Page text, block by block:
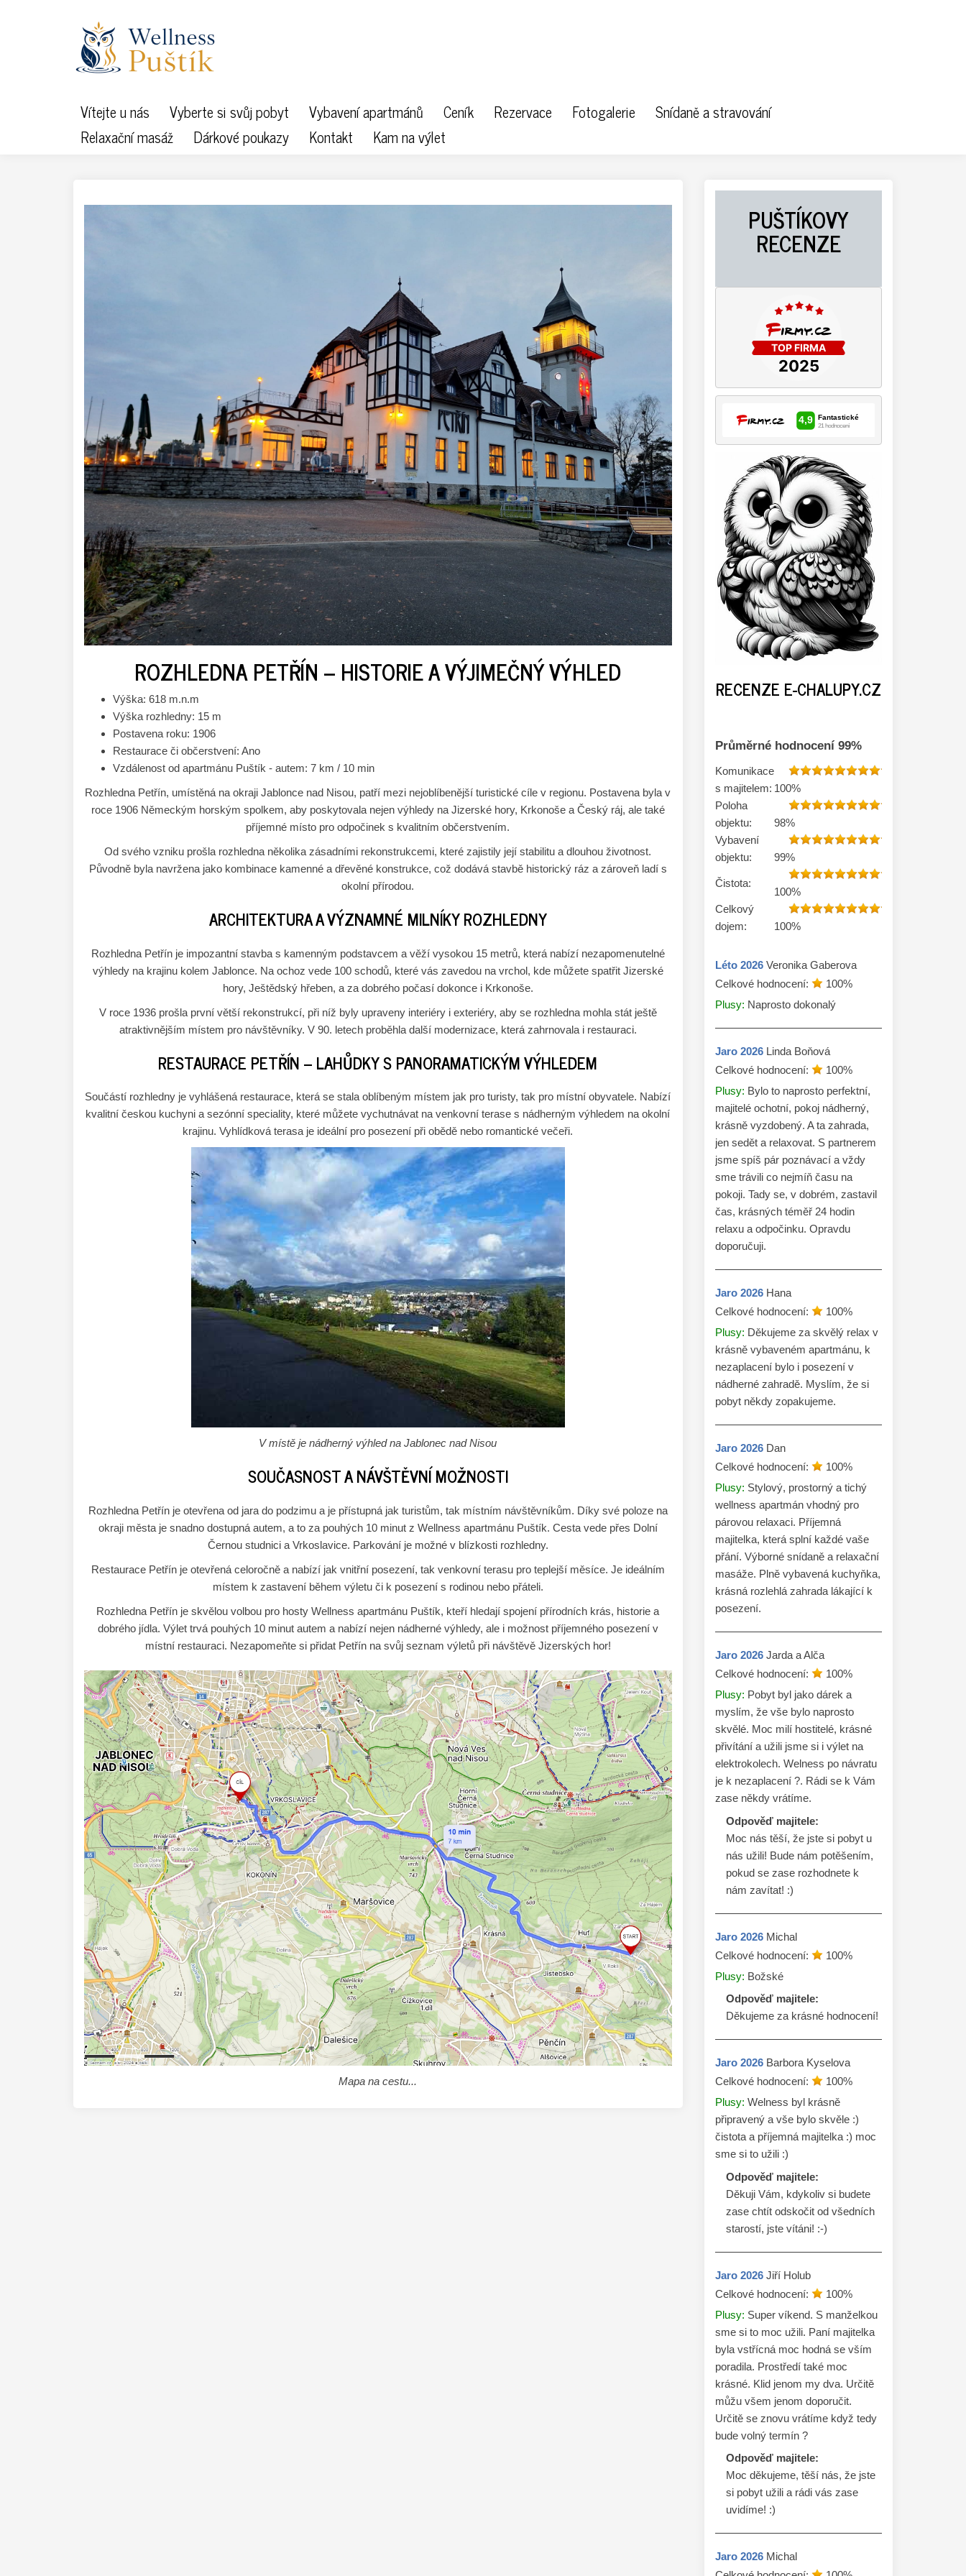
Vítejte u nás Vyberte si svůj pobyt Vybavení apartmánů Ceník Rezervace Fotogalerie
Snídaně a stravování
Relaxační masáž
Dárkové poukazy Kontakt Kam na výlet
ROZHLEDNA PETŘÍN – HISTORIE A VÝJIMEČNÝ VÝHLED
Výška: 618 m.n.m
Výška rozhledny: 15 m
Postavena roku: 1906
Restaurace či občerstvení: Ano
Vzdálenost od apartmánu Puštík - autem: 7 km / 10 min
Rozhledna Petřín, umístěná na okraji Jablonce nad Nisou, patří mezi nejoblíbenější turistické cíle v regionu. Postavena byla v
roce 1906 Německým horským spolkem, aby poskytovala nejen výhledy na Jizerské hory, Krkonoše a Český ráj, ale také
příjemné místo pro odpočinek s kvalitním občerstvením.
Od svého vzniku prošla rozhledna několika zásadními rekonstrukcemi, které zajistily její stabilitu a dlouhou životnost.
Původně byla navržena jako kombinace kamenné a dřevěné konstrukce, což dodává stavbě historický ráz a zároveň ladí s
okolní přírodou.
ARCHITEKTURA A VÝZNAMNÉ MILNÍKY ROZHLEDNY
Rozhledna Petřín je impozantní stavba s kamenným podstavcem a věží vysokou 15 metrů, která nabízí nezapomenutelné
výhledy na krajinu kolem Jablonce. Na ochoz vede 100 schodů, které vás zavedou na vrchol, kde můžete spatřit Jizerské
hory, Ještědský hřeben, a za dobrého počasí dokonce i Krkonoše.
V roce 1936 prošla první větší rekonstrukcí, při níž byly upraveny interiéry i exteriéry, aby se rozhledna mohla stát ještě
atraktivnějším místem pro návštěvníky. V 90. letech proběhla další modernizace, která zahrnovala i restauraci.
RESTAURACE PETŘÍN – LAHŮDKY S PANORAMATICKÝM VÝHLEDEM
Součástí rozhledny je vyhlášená restaurace, která se stala oblíbeným místem jak pro turisty, tak pro místní obyvatele. Nabízí
kvalitní českou kuchyni a sezónní speciality, které můžete vychutnávat na venkovní terase s nádherným výhledem na okolní
krajinu. Vyhlídková terasa je ideální pro posezení při obědě nebo romantické večeři.
V místě je nádherný výhled na Jablonec nad Nisou
SOUČASNOST A NÁVŠTĚVNÍ MOŽNOSTI
Rozhledna Petřín je otevřena od jara do podzimu a je přístupná jak turistům, tak místním návštěvníkům. Díky své poloze na
okraji města je snadno dostupná autem, a to za pouhých 10 minut z Wellness apartmánu Puštík. Cesta vede přes Dolní
Černou studnici a Vrkoslavice. Parkování je možné v blízkosti rozhledny.
Restaurace Petřín je otevřená celoročně a nabízí jak vnitřní posezení, tak venkovní terasu pro teplejší měsíce. Je ideálním
místem k zastavení během výletu či k posezení s rodinou nebo přáteli.
Rozhledna Petřín je skvělou volbou pro hosty Wellness apartmánu Puštík, kteří hledají spojení přírodních krás, historie a
dobrého jídla. Výlet trvá pouhých 10 minut autem a nabízí nejen nádherné výhledy, ale i možnost příjemného posezení v
místní restauraci. Nezapomeňte si přidat Petřín na svůj seznam výletů při návštěvě Jizerských hor!
Mapa na cestu...
PUŠTÍKOVY
RECENZE
RECENZE E-CHALUPY.CZ
Průměrné hodnocení 99%
Komunikace
s majitelem: 100%
Poloha
objektu:
98%
Vybavení
objektu:
99%
Čistota:
100%
Celkový
dojem:
100%
Léto 2026 Veronika Gaberova
Celkové hodnocení:
100%
Plusy: Naprosto dokonalý
Jaro 2026 Linda Boňová
Celkové hodnocení:
100%
Plusy: Bylo to naprosto perfektní,
majitelé ochotní, pokoj nádherný,
krásně vyzdobený. A ta zahrada,
jen sedět a relaxovat. S partnerem
jsme spíš pár poznávací a vždy
sme trávili co nejmíň času na
pokoji. Tady se, v dobrém, zastavil
čas, krásných téměř 24 hodin
relaxu a odpočinku. Opravdu
doporučuji.
Jaro 2026 Hana
Celkové hodnocení:
100%
Plusy: Děkujeme za skvělý relax v
krásně vybaveném apartmánu, k
nezaplacení bylo i posezení v
nádherné zahradě. Myslím, že si
pobyt někdy zopakujeme.
Jaro 2026 Dan
Celkové hodnocení:
100%
Plusy: Stylový, prostorný a tichý
wellness apartmán vhodný pro
párovou relaxaci. Příjemná
majitelka, která splní každé vaše
přání. Výborné snídaně a relaxační
masáže. Plně vybavená kuchyňka,
krásná rozlehlá zahrada lákající k
posezení.
Jaro 2026 Jarda a Alča
Celkové hodnocení:
100%
Plusy: Pobyt byl jako dárek a
myslím, že vše bylo naprosto
skvělé. Moc milí hostitelé, krásné
přivítání a užili jsme si i výlet na
elektrokolech. Welness po návratu
je k nezaplacení ?. Rádi se k Vám
zase někdy vrátíme.
Odpověď majitele:
Moc nás těší, že jste si pobyt u
nás užili! Bude nám potěšením,
pokud se zase rozhodnete k
nám zavítat! :)
Jaro 2026 Michal
Celkové hodnocení:
100%
Plusy: Božské
Odpověď majitele:
Děkujeme za krásné hodnocení!
Jaro 2026 Barbora Kyselova
Celkové hodnocení:
100%
Plusy: Welness byl krásně
připravený a vše bylo skvěle :)
čistota a příjemná majitelka :) moc
sme si to užili :)
Odpověď majitele:
Děkuji Vám, kdykoliv si budete
zase chtít odskočit od všedních
starostí, jste vítáni! :-)
Jaro 2026 Jiří Holub
Celkové hodnocení:
100%
Plusy: Super víkend. S manželkou
sme si to moc užili. Paní majitelka
byla vstřícná moc hodná se vším
poradila. Prostředí také moc
krásné. Klid jenom my dva. Určitě
můžu všem jenom doporučit.
Určitě se znovu vrátíme když tedy
bude volný termín ?
Odpověď majitele:
Moc děkujeme, těší nás, že jste
si pobyt užili a rádi vás zase
uvidíme! :)
Jaro 2026 Michal